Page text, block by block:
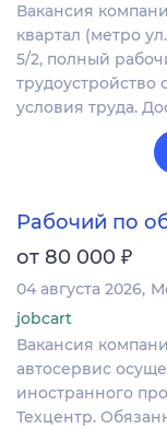
Вакансия
квартал (метро
5/2, полный
условия труда.
Рабочий по
от 80 000 ₽
04 августа 2026
jobcart
Вакансия
автосервис
иностранного
Техцентр.